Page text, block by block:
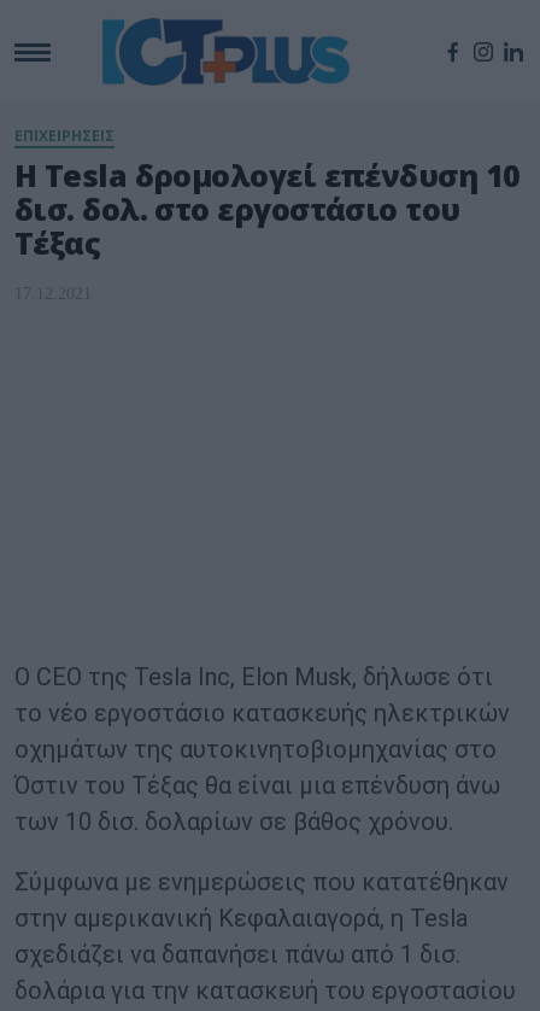
ΕΠΙΧΕΙΡΗΣΕΙΣ
Η Tesla δρομολογεί επένδυση 10
δισ. δολ. στο εργοστάσιο του
Τέξας
17.12.2021
Ο CEO της Tesla Inc, Elon Musk, δήλωσε ότι
το νέο εργοστάσιο κατασκευής ηλεκτρικών
οχημάτων της αυτοκινητοβιομηχανίας στο
Όστιν του Τέξας θα είναι μια επένδυση άνω
των 10 δισ. δολαρίων σε βάθος χρόνου.
Σύμφωνα με ενημερώσεις που κατατέθηκαν
στην αμερικανική Κεφαλαιαγορά, η Tesla
σχεδιάζει να δαπανήσει πάνω από 1 δισ.
δολάρια για την κατασκευή του εργοστασίου